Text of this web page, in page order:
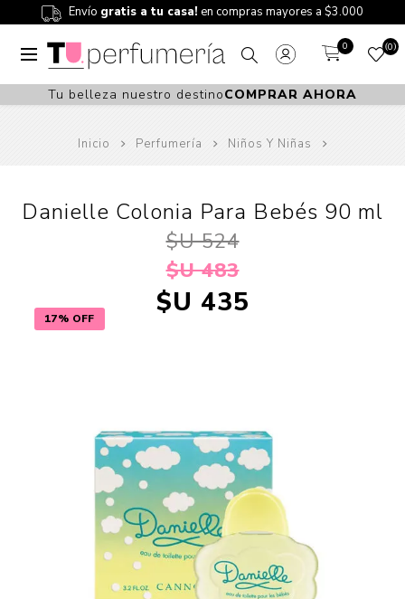
Envío gratis a tu casa! en compras mayores a $3.000
0 0
Tu belleza nuestro destinoCOMPRAR AHORA
Inicio Perfumería Niños Y Niñas
17% OFF
Danielle Colonia Para Bebés 90 ml
$U 524
$U 483
$U 435